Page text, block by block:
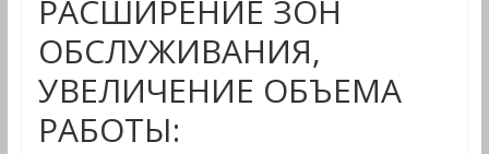
РАСШИРЕНИЕ ЗОН
ОБСЛУЖИВАНИЯ,
УВЕЛИЧЕНИЕ ОБЪЕМА
РАБОТЫ: